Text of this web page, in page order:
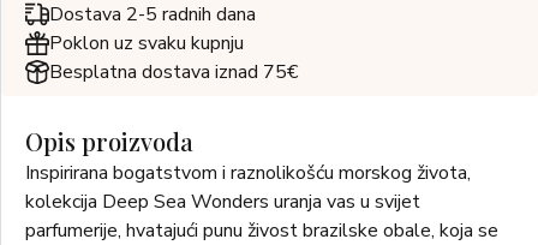
Dostava 2-5 radnih dana
Poklon uz svaku kupnju
Besplatna dostava iznad 75€
Opis proizvoda
Inspirirana bogatstvom i raznolikošću morskog života,
kolekcija Deep Sea Wonders uranja vas u svijet
parfumerije, hvatajući punu živost brazilske obale, koja se